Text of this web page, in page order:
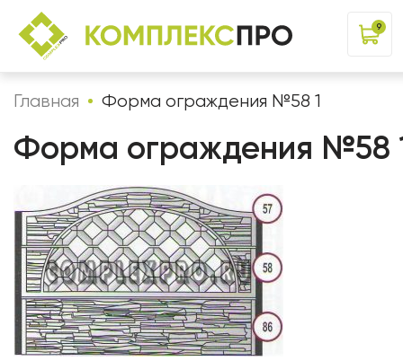
9
Главная Форма ограждения №58 1
Форма ограждения №58